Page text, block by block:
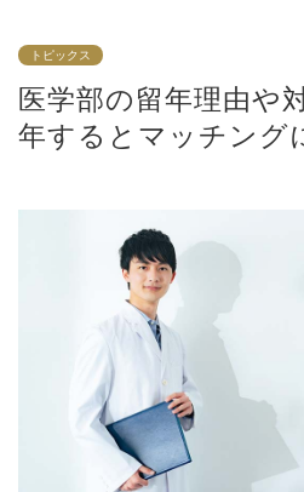
トピックス
医学部の留年理由や
年するとマッチング